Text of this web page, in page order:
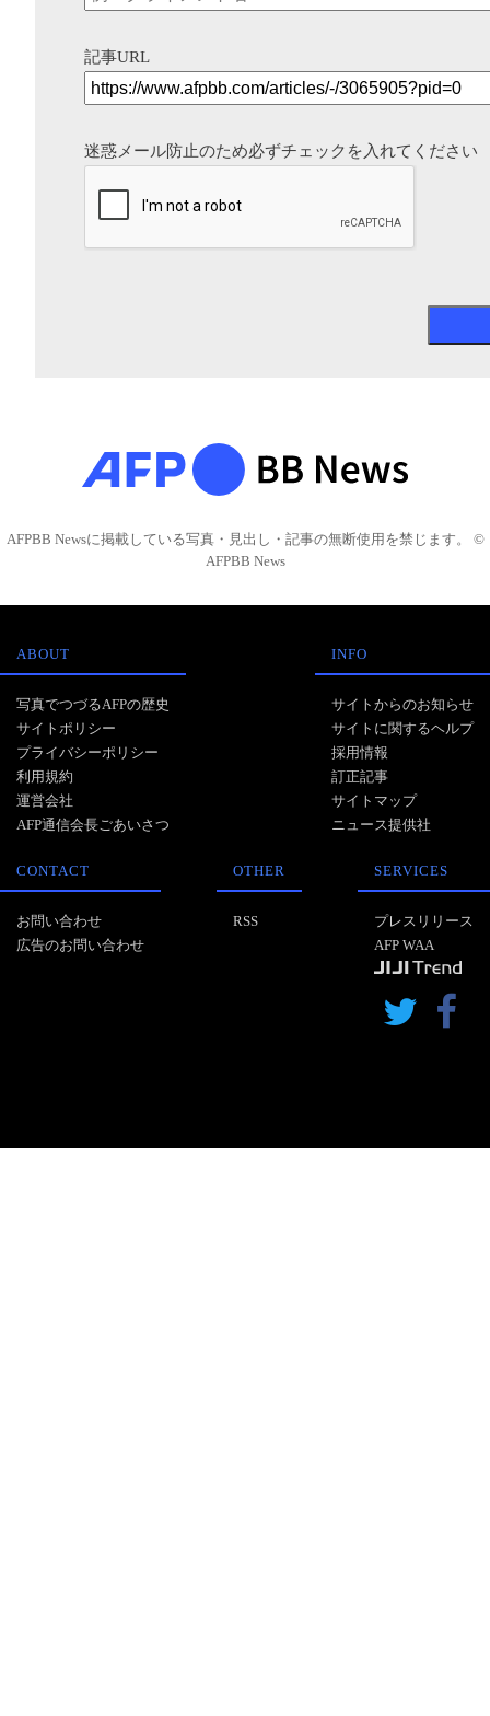
記事URL
迷惑メール防止のため必ずチェックを入れてください
AFPBB Newsに掲載している写真・見出し・記事の無断使用を禁じます。 ©
AFPBB News
ABOUT
写真でつづるAFPの歴史
サイトポリシー
プライバシーポリシー
利用規約
運営会社
AFP通信会長ごあいさつ
INFO
サイトからのお知らせ
サイトに関するヘルプ
採用情報
訂正記事
サイトマップ
ニュース提供社
CONTACT
お問い合わせ
広告のお問い合わせ
OTHER
RSS
SERVICES
プレスリリース
AFP WAA